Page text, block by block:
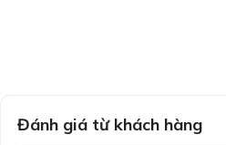
Đánh giá từ khách hàng